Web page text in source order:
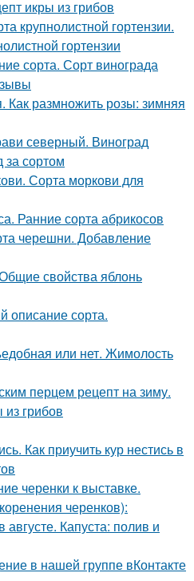
икры из грибов
крупнолистной гортензии.
гортензии
сорта. Сорт винограда
Как размножить розы: зимняя
северный. Виноград
сортом
Сорта моркови для
Ранние сорта абрикосов
черешни. Добавление
свойства яблонь
описание сорта.
или нет. Жимолость
перцем рецепт на зиму.
из грибов
Как приучить кур нестись в
черенки к выставке.
черенков):
августе. Капуста: полив и
в нашей группе вКонтакте